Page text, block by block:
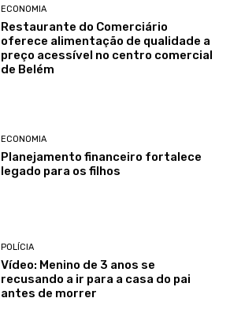
ECONOMIA
Restaurante do Comerciário
oferece alimentação de qualidade a
preço acessível no centro comercial
de Belém
ECONOMIA
Planejamento financeiro fortalece
legado para os filhos
POLÍCIA
Vídeo: Menino de 3 anos se
recusando a ir para a casa do pai
antes de morrer